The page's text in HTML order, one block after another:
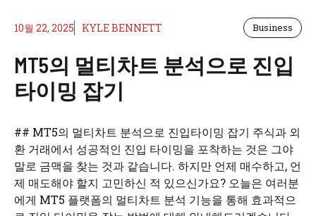
10월 22, 2025 KYLE BENNETT Business
MT5의 멀티차트 분석으로 진입
타이밍 잡기
## MT5의 멀티차트 분석으로 진입타이밍 잡기 주식과 외
환 거래에서 성공적인 진입 타이밍을 포착하는 것은 그야
말로 금맥을 찾는 것과 같습니다. 하지만 언제 매수하고, 언
제 매도해야 할지 고민하신 적 있으신가요? 오늘은 여러분
에게 MT5 플랫폼의 멀티차트 분석 기능을 통해 효과적으